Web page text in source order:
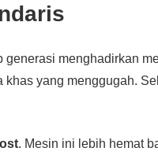
generasi menghadirkan
khas yang menggugah.
. Mesin ini lebih hemat